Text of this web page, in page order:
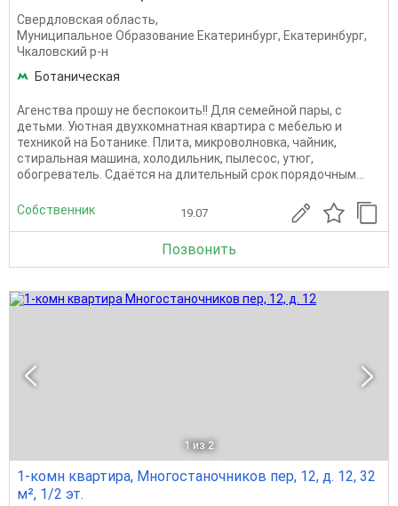
Свердловская область,
Муниципальное Образование Екатеринбург, Екатеринбург,
Чкаловский р-н
Ботаническая
Агенства прошу не беспокоить!! Для семейной пары, с
детьми. Уютная двухкомнатная квартира с мебелью и
техникой на Ботанике. Плита, микроволновка, чайник,
стиральная машина, холодильник, пылесос, утюг,
обогреватель. Сдаётся на длительный срок порядочным...
Собственник 19.07
Позвонить
1 из 2
1-комн квартира, Многостаночников пер, 12, д. 12, 32
м², 1/2 эт.